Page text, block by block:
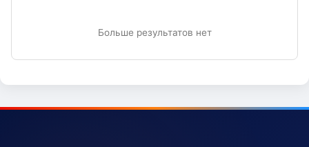
Больше результатов нет